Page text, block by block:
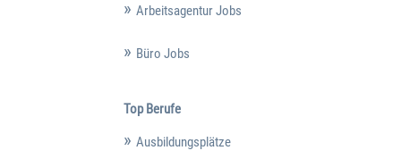
Arbeitsagentur Jobs
Büro Jobs
Top Berufe
Ausbildungsplätze